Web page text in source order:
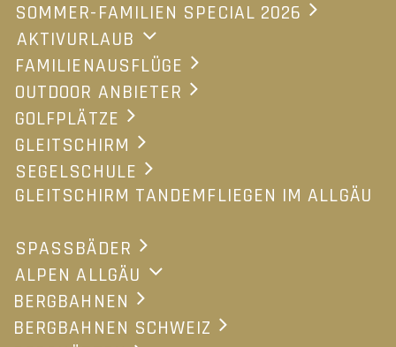
SOMMER-FAMILIEN SPECIAL 2026
AKTIVURLAUB
FAMILIENAUSFLÜGE
OUTDOOR ANBIETER
GOLFPLÄTZE
GLEITSCHIRM
SEGELSCHULE
GLEITSCHIRM TANDEMFLIEGEN IM ALLGÄU
SPASSBÄDER
ALPEN ALLGÄU
BERGBAHNEN
BERGBAHNEN SCHWEIZ
Buchen
Gutschein
Anreise, Routenplaner
Impressum
Tannenhof-Chronik
Datenschutz
Jobs
Inhalt
Tagung